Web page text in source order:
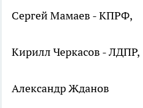
Сергей Мамаев - КПРФ,
Кирилл Черкасов - ЛДПР,
Александр Жданов